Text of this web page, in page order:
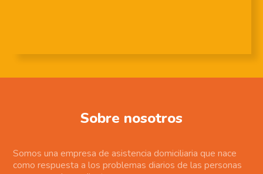
Sobre nosotros
Somos una empresa de asistencia domiciliaria que nace
como respuesta a los problemas diarios de las personas